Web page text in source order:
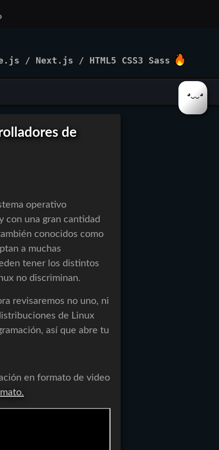
/ Next.js / HTML5 CSS3 Sass
◕‿‿◕
de
operativo
con una gran cantidad
conocidos como
a muchas
tener los distintos
no discriminan.
revisaremos no uno, ni
de Linux
así que abre tu
en formato de video